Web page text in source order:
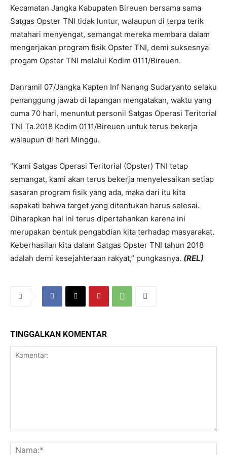
Kecamatan Jangka Kabupaten Bireuen bersama sama
Satgas Opster TNI tidak luntur, walaupun di terpa terik
matahari menyengat, semangat mereka membara dalam
mengerjakan program fisik Opster TNI, demi suksesnya
progam Opster TNI melalui Kodim 0111/Bireuen.
Danramil 07/Jangka Kapten Inf Nanang Sudaryanto selaku
penanggung jawab di lapangan mengatakan, waktu yang
cuma 70 hari, menuntut personil Satgas Operasi Teritorial
TNI Ta.2018 Kodim 0111/Bireuen untuk terus bekerja
walaupun di hari Minggu.
“Kami Satgas Operasi Teritorial (Opster) TNI tetap
semangat, kami akan terus bekerja menyelesaikan setiap
sasaran program fisik yang ada, maka dari itu kita
sepakati bahwa target yang ditentukan harus selesai.
Diharapkan hal ini terus dipertahankan karena ini
merupakan bentuk pengabdian kita terhadap masyarakat.
Keberhasilan kita dalam Satgas Opster TNI tahun 2018
adalah demi kesejahteraan rakyat,” pungkasnya. (REL)
TINGGALKAN KOMENTAR